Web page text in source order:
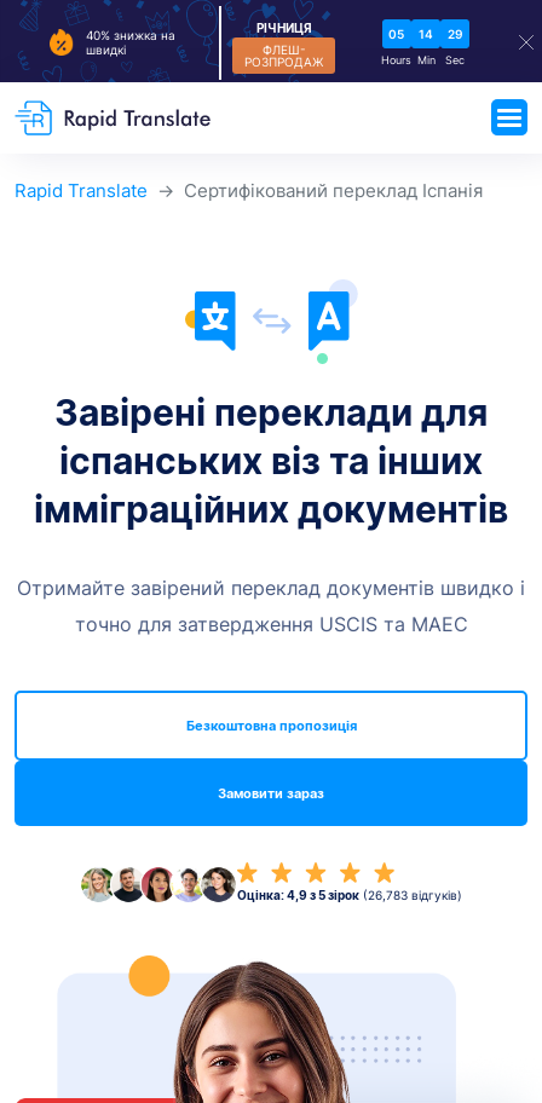
40% знижка на
швидкі
РІЧНИЦЯ
ФЛЕШ-
РОЗПРОДАЖ
05
Hours
14
Min
28
Sec
Rapid Translate Сертифікований переклад Іспанія
Завірені переклади для
іспанських віз та інших
імміграційних документів
Отримайте завірений переклад документів швидко і
точно для затвердження USCIS та MAEC
Замовити зараз
Безкоштовна пропозиція
Оцінка: 4,9 з 5 зірок (26,783 відгуків)